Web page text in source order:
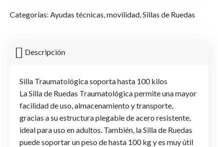
Categorías: Ayudas técnicas,movilidad,Sillas de Ruedas
Descripción
Silla Traumatológica soporta hasta 100 kilos
La Silla de Ruedas Traumatológica permite una mayor
facilidad de uso, almacenamiento y transporte,
gracias a su estructura plegable de acero resistente,
ideal para uso en adultos. También, la Silla de Ruedas
puede soportar un peso de hasta 100 kg y es muy útil